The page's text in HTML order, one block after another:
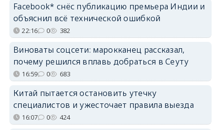
Facebook* снёс публикацию премьера Индии и
объяснил всё технической ошибкой
22:16 0 382
Виноваты соцсети: марокканец рассказал,
почему решился вплавь добраться в Сеуту
16:59 0 683
Китай пытается остановить утечку
специалистов и ужесточает правила выезда
16:07 0 424